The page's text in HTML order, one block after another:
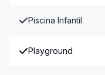
Piscina Infantil
Playground